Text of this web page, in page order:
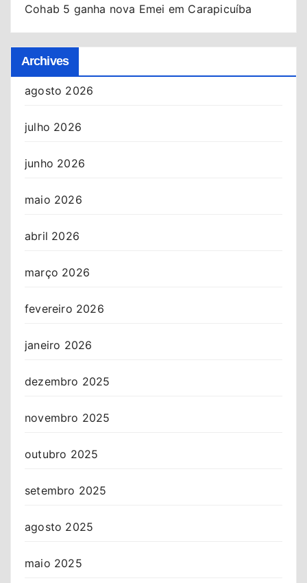
Cohab 5 ganha nova Emei em Carapicuíba
Archives
agosto 2026
julho 2026
junho 2026
maio 2026
abril 2026
março 2026
fevereiro 2026
janeiro 2026
dezembro 2025
novembro 2025
outubro 2025
setembro 2025
agosto 2025
maio 2025